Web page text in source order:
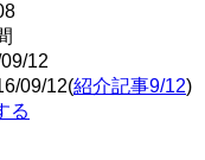
12
09/12(紹介記事9/12)
る